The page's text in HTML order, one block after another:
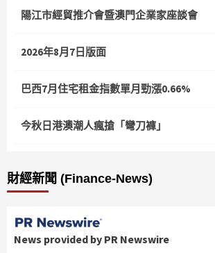
陽江市經貿推介會暨澳門企業家座談會
2026年8月7日版面
巴西7月住宅租金指數單月勁漲0.66%
今秋日港澳潮人瘋搶「彎刀褲」
財經新聞 (Finance-News)
News provided by PR Newswire